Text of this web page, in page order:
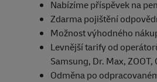
Nabízíme příspěvek na
Zdarma pojištění
Možnost výhodného
Levnější tarify od
Samsung, Dr. Max,
Odměna po